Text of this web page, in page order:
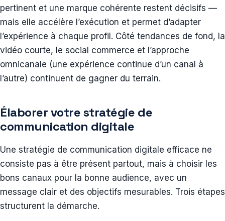
pertinent et une marque cohérente restent décisifs —
mais elle accélère l’exécution et permet d’adapter
l’expérience à chaque profil. Côté tendances de fond, la
vidéo courte, le social commerce et l’approche
omnicanale (une expérience continue d’un canal à
l’autre) continuent de gagner du terrain.
Élaborer votre stratégie de
communication digitale
Une stratégie de communication digitale efficace ne
consiste pas à être présent partout, mais à choisir les
bons canaux pour la bonne audience, avec un
message clair et des objectifs mesurables. Trois étapes
structurent la démarche.